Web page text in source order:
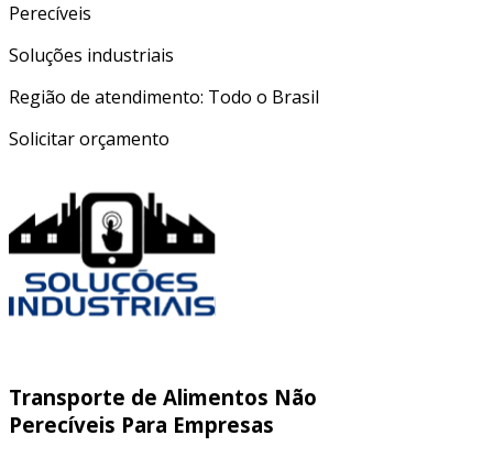
Soluções industriais
Região de atendimento: Todo o Brasil
Solicitar orçamento
Transporte de Alimentos Não
Perecíveis Para Empresas